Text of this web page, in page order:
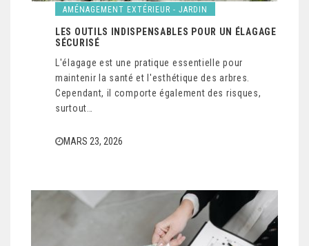
AMÉNAGEMENT EXTÉRIEUR - JARDIN
LES OUTILS INDISPENSABLES POUR UN ÉLAGAGE
SÉCURISÉ
L'élagage est une pratique essentielle pour
maintenir la santé et l'esthétique des arbres.
Cependant, il comporte également des risques,
surtout…
MARS 23, 2026